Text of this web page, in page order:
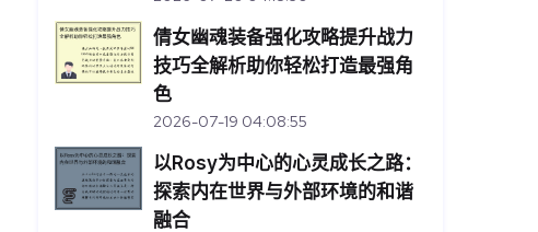
倩女幽魂装备强化攻略提升战力
技巧全解析助你轻松打造最强角
色
2026-07-19 04:08:55
以Rosy为中心的心灵成长之路：
探索内在世界与外部环境的和谐
融合